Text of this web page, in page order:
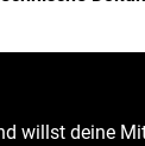
willst deine